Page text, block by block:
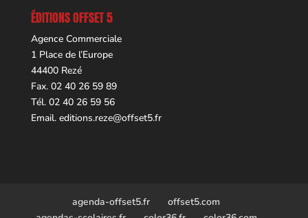
ÉDITIONS OFFSET 5
Agence Commerciale
1 Place de l’Europe
44400 Rezé
Fax. 02 40 26 59 89
Tél. 02 40 26 59 56
Email. editions.reze@offset5.fr
agenda-offset5.fr
offset5.com